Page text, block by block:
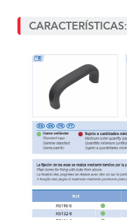
CARACTERÍSTICAS: